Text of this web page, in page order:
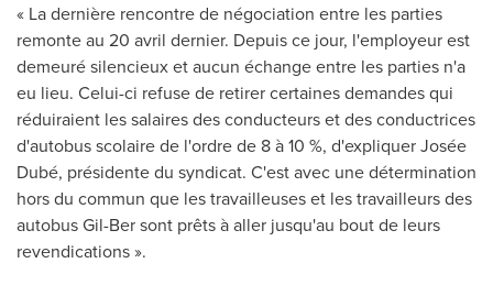
« La dernière rencontre de négociation entre les parties
remonte au 20 avril dernier. Depuis ce jour, l'employeur est
demeuré silencieux et aucun échange entre les parties n'a
eu lieu. Celui-ci refuse de retirer certaines demandes qui
réduiraient les salaires des conducteurs et des conductrices
d'autobus scolaire de l'ordre de 8 à 10 %, d'expliquer Josée
Dubé, présidente du syndicat. C'est avec une détermination
hors du commun que les travailleuses et les travailleurs des
autobus Gil-Ber sont prêts à aller jusqu'au bout de leurs
revendications ».